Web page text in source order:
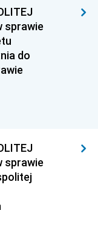
1937
sprawie
do
sprawie